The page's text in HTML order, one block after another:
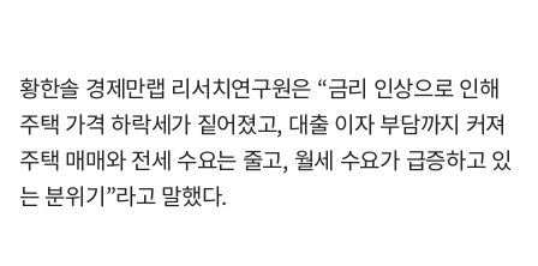
황한솔 경제만랩 리서치연구원은 “금리 인상으로 인해
주택 가격 하락세가 짙어졌고, 대출 이자 부담까지 커져
주택 매매와 전세 수요는 줄고, 월세 수요가 급증하고 있
는 분위기”라고 말했다.